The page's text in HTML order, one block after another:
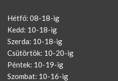
Hétfő: 08-18-ig
Kedd: 10-18-ig
Szerda: 10-18-ig
Csütörtök: 10-20-ig
Péntek: 10-19-ig
Szombat: 10-16-ig